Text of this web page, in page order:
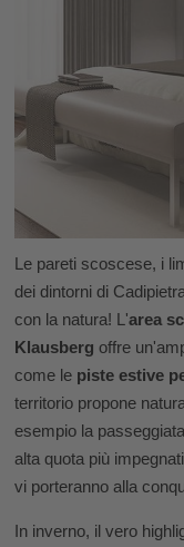
Le pareti scoscese, i
dei dintorni di
con la natura! L'area
Klausberg offre
come le piste estive
territorio propone
esempio la
alta quota più
vi porteranno alla
In inverno, il vero